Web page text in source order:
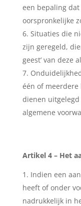
een bepaling
oorspronkelijke
Situaties die
zijn geregeld,
geest’ van deze
één of meerdere
dienen uitgelegd
algemene
Artikel 4 – Het
Indien een
heeft of onder
nadrukkelijk in